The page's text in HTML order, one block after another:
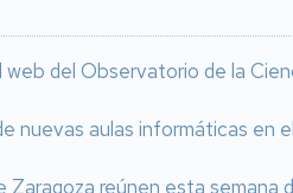
del Observatorio de la
nuevas aulas informáticas en
Zaragoza reúnen esta